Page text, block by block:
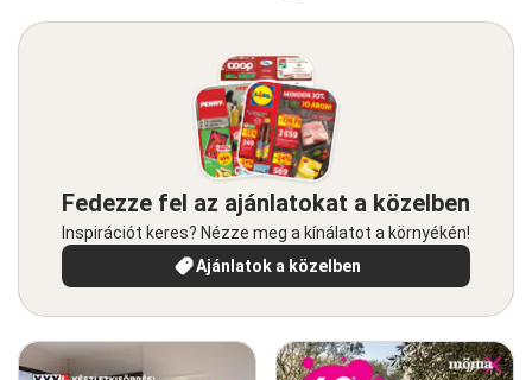
Fedezze fel az ajánlatokat a közelben
Inspirációt keres? Nézze meg a kínálatot a környékén!
Ajánlatok a közelben